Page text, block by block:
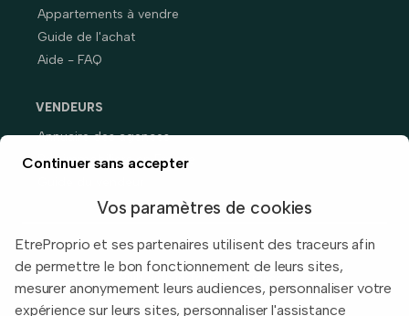
Appartements à vendre
Guide de l'achat
Aide - FAQ
VENDEURS
Annuaire des agences
Prix immobiliers en France
Informations légales
Continuer sans accepter
Vos paramètres de cookies
EtreProprio et ses partenaires utilisent des traceurs afin
de permettre le bon fonctionnement de leurs sites,
mesurer anonymement leurs audiences, personnaliser votre
expérience sur leurs sites, personnaliser l'assistance